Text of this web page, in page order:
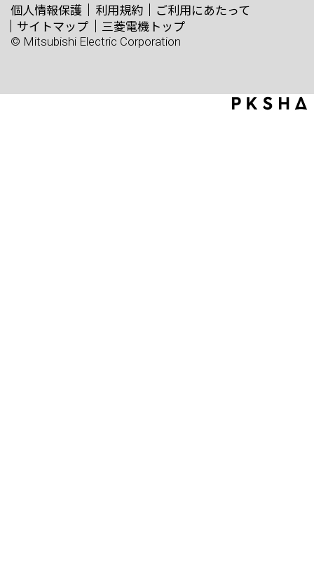
個人情報保護 利用規約
ご利用にあたって
サイトマップ
三菱電機トップ
© Mitsubishi Electric Corporation